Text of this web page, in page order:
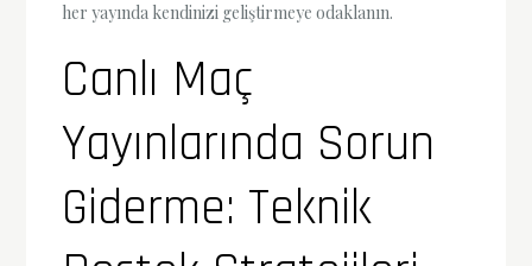
her yayında kendinizi geliştirmeye odaklanın.
Canlı Maç
Yayınlarında Sorun
Giderme: Teknik